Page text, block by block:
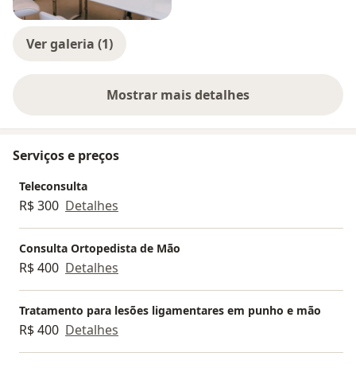
Ver galeria (1)
Mostrar mais detalhes
sobre a experiência
Serviços e preços
Teleconsulta
R$ 300 Detalhes
Consulta Ortopedista de Mão
R$ 400 Detalhes
Tratamento para lesões ligamentares em punho e mão
R$ 400 Detalhes